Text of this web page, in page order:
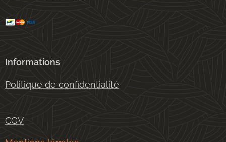
Informations
Politique de confidentialité
CGV